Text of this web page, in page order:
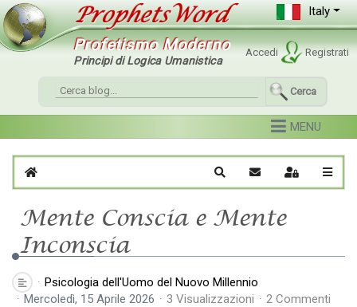
Italy
Profetismo Moderno
Principi di Logica Umanistica
Cerca
Home Cerca Iscriviti al blog
Sign In
Mente Conscia e Mente
Inconscia
Psicologia dell'Uomo del Nuovo Millennio
Mercoledì, 15 Aprile 2026
3 Visualizzazioni 2 Commenti
Accedi Registrati